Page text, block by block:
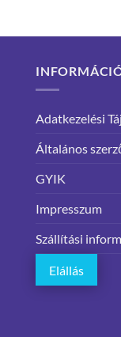
Adatkezelési
Általános
GYIK
Impresszum
Szállítási
Elállás